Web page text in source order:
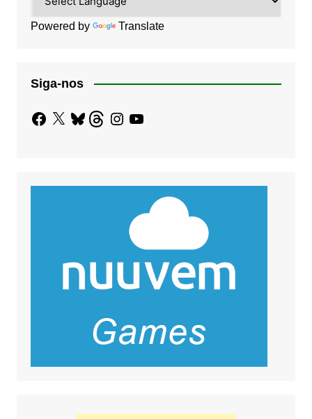
Powered by Translate
Siga-nos
Facebook
X BlueskyThreadsInstagram
YouTube